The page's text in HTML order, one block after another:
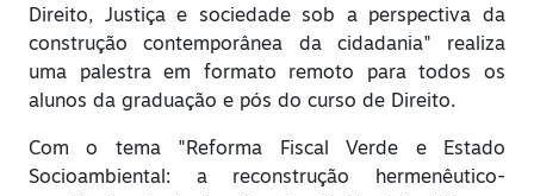
Direito, Justiça e sociedade sob a perspectiva da
construção contemporânea da cidadania" realiza
uma palestra em formato remoto para todos os
alunos da graduação e pós do curso de Direito.
Com o tema "Reforma Fiscal Verde e Estado
Socioambiental: a reconstrução hermenêutico-